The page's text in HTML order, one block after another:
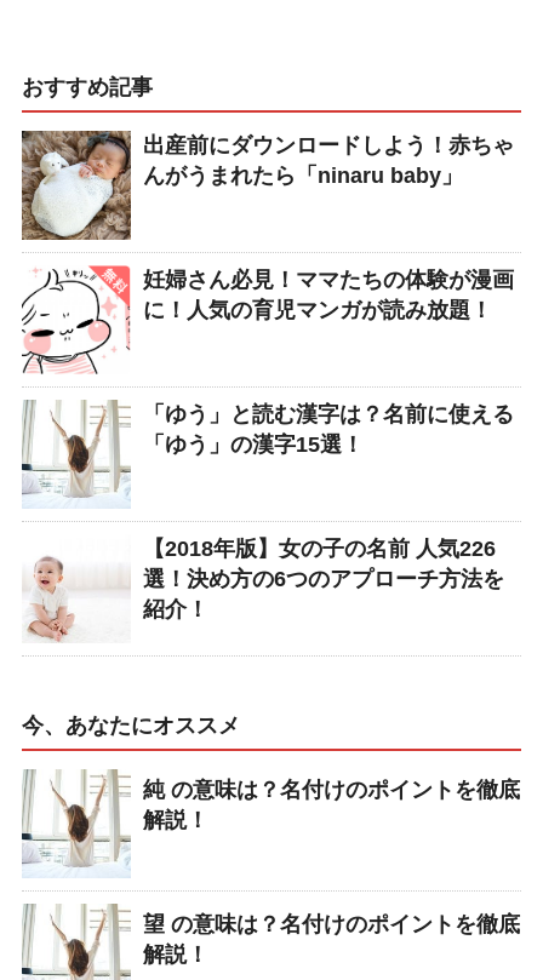
おすすめ記事
出産前にダウンロードしよう！赤ちゃ
んがうまれたら「ninaru baby」
妊婦さん必見！ママたちの体験が漫画
に！人気の育児マンガが読み放題！
「ゆう」と読む漢字は？名前に使える
「ゆう」の漢字15選！
【2018年版】女の子の名前 人気226
選！決め方の6つのアプローチ方法を
紹介！
今、あなたにオススメ
純 の意味は？名付けのポイントを徹底
解説！
望 の意味は？名付けのポイントを徹底
解説！